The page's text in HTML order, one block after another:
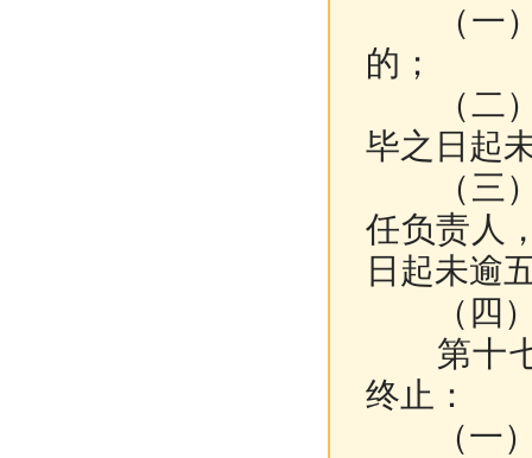
（一）
的；
（二）
毕之日起
（三）
任负责人
日起未逾
（四）
第十七
终止：
（一）